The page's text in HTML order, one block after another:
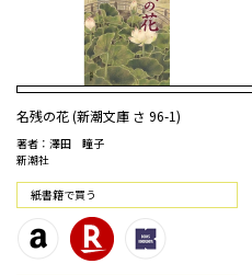
名残の花 (新潮文庫 さ 96-1)
著者：澤田 瞳子
新潮社
紙書籍で買う